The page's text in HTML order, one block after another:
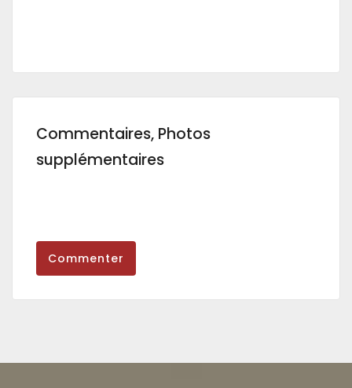
Commentaires, Photos
supplémentaires
Commenter